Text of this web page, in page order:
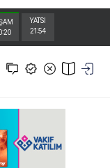
YATSI
21:54